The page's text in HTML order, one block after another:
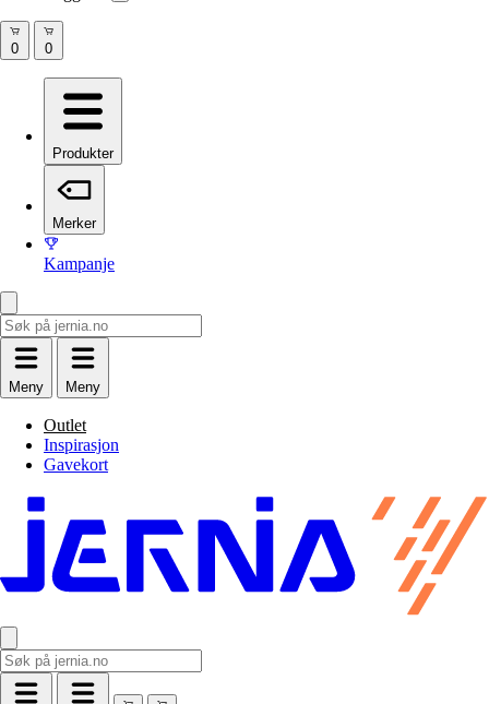
Produkter
Merker
Kampanje
Meny Meny
Outlet
Inspirasjon
Gavekort